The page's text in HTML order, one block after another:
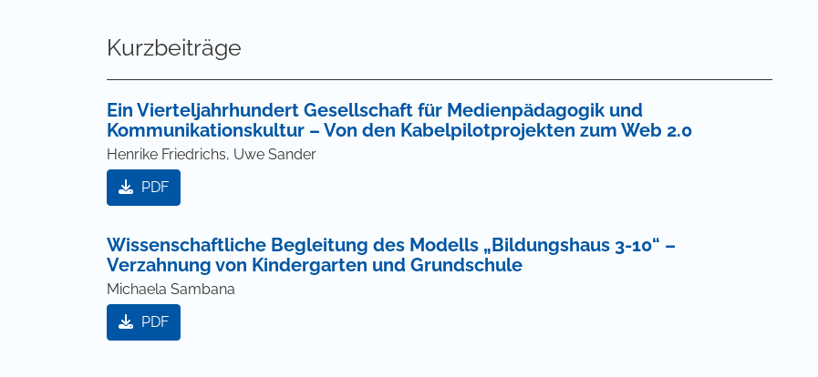
Kurzbeiträge
Ein Vierteljahrhundert Gesellschaft für Medienpädagogik und
Kommunikationskultur – Von den Kabelpilotprojekten zum Web 2.0
Henrike Friedrichs, Uwe Sander
PDF
Wissenschaftliche Begleitung des Modells „Bildungshaus 3-10“ –
Verzahnung von Kindergarten und Grundschule
Michaela Sambana
PDF